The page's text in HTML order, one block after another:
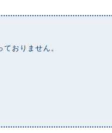
おりません。